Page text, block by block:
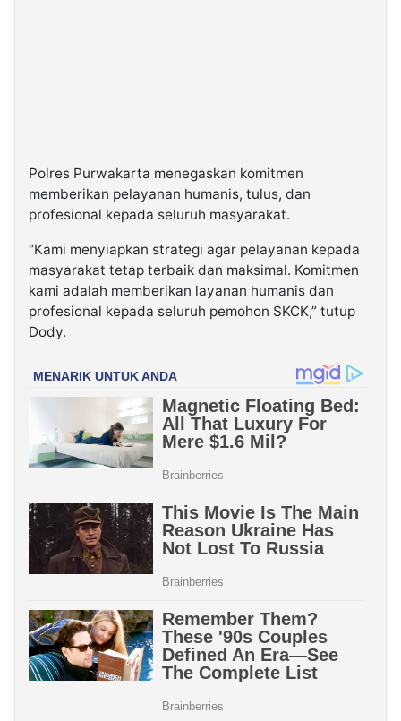
Polres Purwakarta menegaskan komitmen
memberikan pelayanan humanis, tulus, dan
profesional kepada seluruh masyarakat.
“Kami menyiapkan strategi agar pelayanan kepada
masyarakat tetap terbaik dan maksimal. Komitmen
kami adalah memberikan layanan humanis dan
profesional kepada seluruh pemohon SKCK,” tutup
Dody.